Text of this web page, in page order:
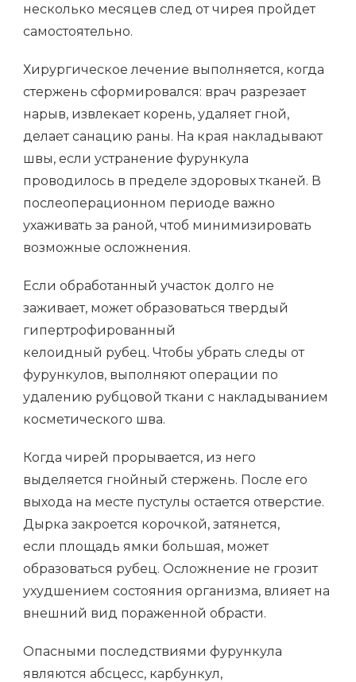
несколько месяцев след от чирея пройдет
самостоятельно.
Хирургическое лечение выполняется, когда
стержень сформировался: врач разрезает
нарыв, извлекает корень, удаляет гной,
делает санацию раны. На края накладывают
швы, если устранение фурункула
проводилось в пределе здоровых тканей. В
послеоперационном периоде важно
ухаживать за раной, чтоб минимизировать
возможные осложнения.
Если обработанный участок долго не
заживает, может образоваться твердый
гипертрофированный
келоидный рубец. Чтобы убрать следы от
фурункулов, выполняют операции по
удалению рубцовой ткани с накладыванием
косметического шва.
Когда чирей прорывается, из него
выделяется гнойный стержень. После его
выхода на месте пустулы остается отверстие.
Дырка закроется корочкой, затянется,
если площадь ямки большая, может
образоваться рубец. Осложнение не грозит
ухудшением состояния организма, влияет на
внешний вид пораженной обрасти.
Опасными последствиями фурункула
являются абсцесс, карбункул,